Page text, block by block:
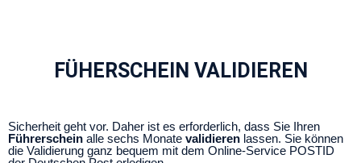
FÜHERSCHEIN VALIDIEREN
Sicherheit geht vor. Daher ist es erforderlich, dass Sie Ihren
Führerschein alle sechs Monate validieren lassen. Sie können
die Validierung ganz bequem mit dem Online-Service POSTID